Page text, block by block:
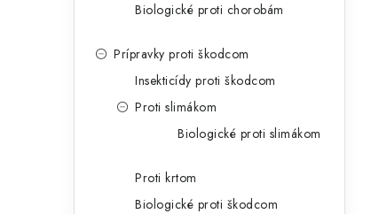
Biologické proti chorobám
Prípravky proti škodcom
Insekticídy proti škodcom
Proti slimákom
Biologické proti slimákom
Proti krtom
Biologické proti škodcom